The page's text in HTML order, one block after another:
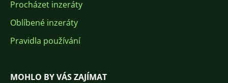
Procházet inzeráty
Oblíbené inzeráty
Pravidla používání
MOHLO BY VÁS ZAJÍMAT